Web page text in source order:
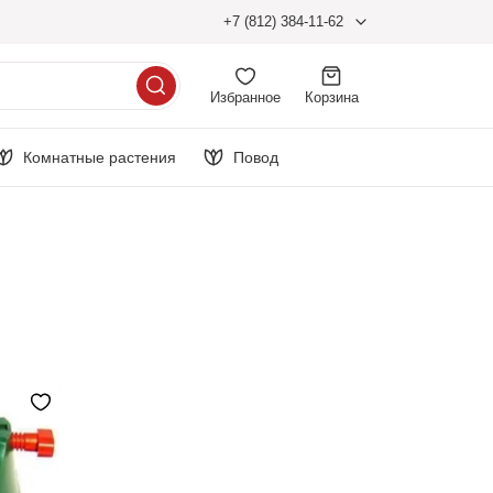
+7 (812) 384-11-62
Избранное Корзина
Комнатные растения Повод